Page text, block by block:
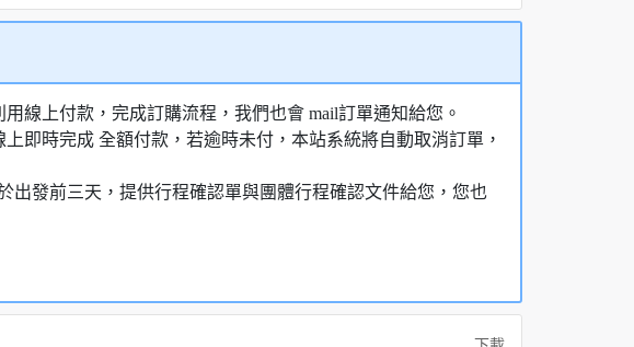
線上付款，完成訂購流程，我們也會 mail訂單通知給您。
即時完成 全額付款，若逾時未付，本站系統將自動取消訂單，
出發前三天，提供行程確認單與團體行程確認文件給您，您也